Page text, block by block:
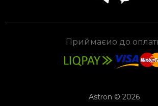
Приймаєио до
Astron © 2026